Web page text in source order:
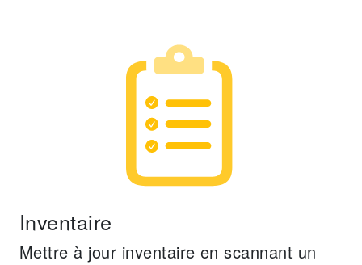
Inventaire
Mettre à jour inventaire en scannant un